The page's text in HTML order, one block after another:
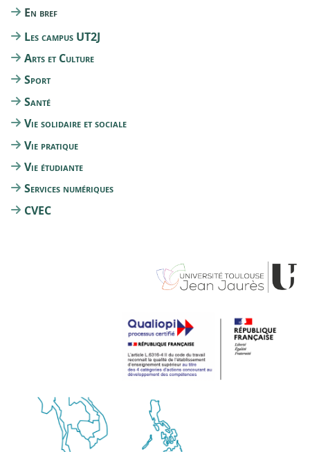
En bref
Les campus UT2J
Arts et Culture
Sport
Santé
Vie solidaire et sociale
Vie pratique
Vie étudiante
Services numériques
CVEC